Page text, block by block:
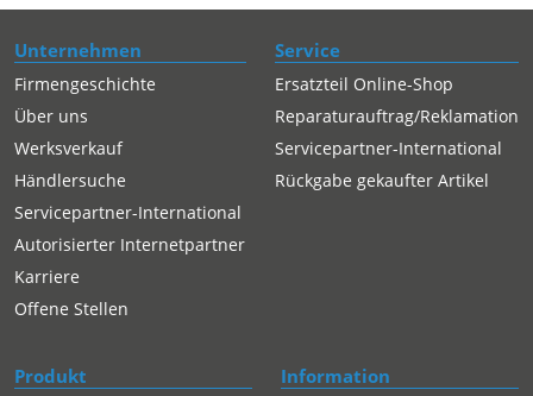
Unternehmen
Firmengeschichte
Über uns
Werksverkauf
Händlersuche
Servicepartner-International
Autorisierter Internetpartner
Karriere
Offene Stellen
Service
Ersatzteil Online-Shop
Reparaturauftrag/Reklamation
Servicepartner-International
Rückgabe gekaufter Artikel
Produkt Information